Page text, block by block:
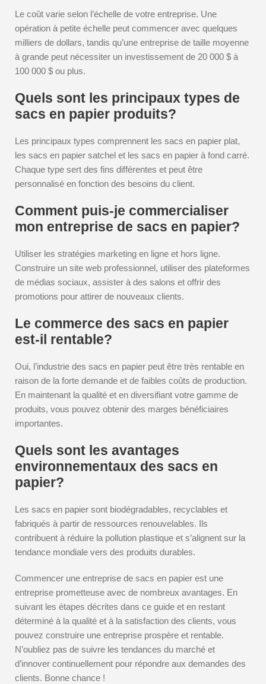
Le coût varie selon l’échelle de votre entreprise. Une
opération à petite échelle peut commencer avec quelques
milliers de dollars, tandis qu’une entreprise de taille moyenne
à grande peut nécessiter un investissement de 20 000 $ à
100 000 $ ou plus.
Quels sont les principaux types de
sacs en papier produits?
Les principaux types comprennent les sacs en papier plat,
les sacs en papier satchel et les sacs en papier à fond carré.
Chaque type sert des fins différentes et peut être
personnalisé en fonction des besoins du client.
Comment puis-je commercialiser
mon entreprise de sacs en papier?
Utiliser les stratégies marketing en ligne et hors ligne.
Construire un site web professionnel, utiliser des plateformes
de médias sociaux, assister à des salons et offrir des
promotions pour attirer de nouveaux clients.
Le commerce des sacs en papier
est-il rentable?
Oui, l’industrie des sacs en papier peut être très rentable en
raison de la forte demande et de faibles coûts de production.
En maintenant la qualité et en diversifiant votre gamme de
produits, vous pouvez obtenir des marges bénéficiaires
importantes.
Quels sont les avantages
environnementaux des sacs en
papier?
Les sacs en papier sont biodégradables, recyclables et
fabriqués à partir de ressources renouvelables. Ils
contribuent à réduire la pollution plastique et s’alignent sur la
tendance mondiale vers des produits durables.
Commencer une entreprise de sacs en papier est une
entreprise prometteuse avec de nombreux avantages. En
suivant les étapes décrites dans ce guide et en restant
déterminé à la qualité et à la satisfaction des clients, vous
pouvez construire une entreprise prospère et rentable.
N’oubliez pas de suivre les tendances du marché et
d’innover continuellement pour répondre aux demandes des
clients. Bonne chance !